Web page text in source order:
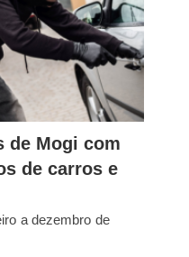
de Mogi com
de carros e
a dezembro de